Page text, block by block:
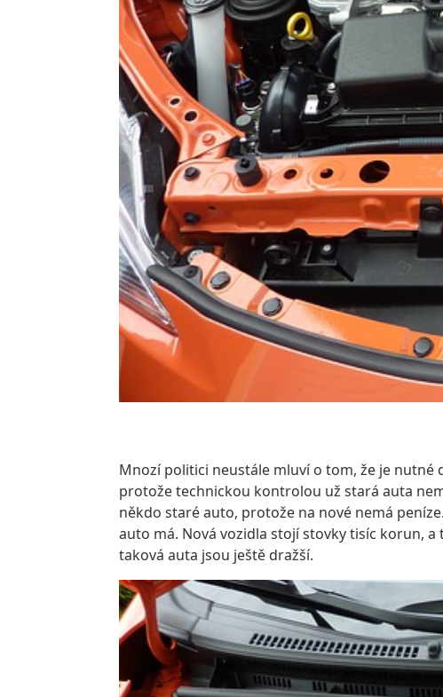
Mnozí politici neustále mluví o tom, že je
protože technickou kontrolou už stará auta
někdo staré auto, protože na nové nemá
auto má. Nová vozidla stojí stovky tisíc korun,
taková auta jsou ještě dražší.